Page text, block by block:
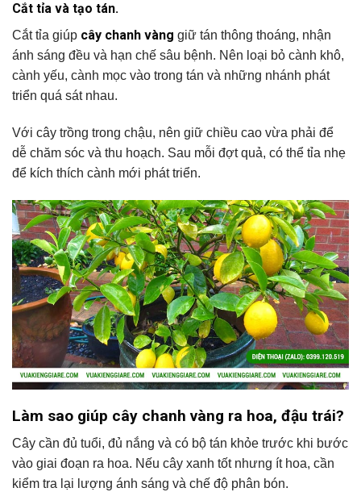
Cắt tỉa và tạo tán.
Cắt tỉa giúp cây chanh vàng giữ tán thông thoáng, nhận
ánh sáng đều và hạn chế sâu bệnh. Nên loại bỏ cành khô,
cành yếu, cành mọc vào trong tán và những nhánh phát
triển quá sát nhau.
Với cây trồng trong chậu, nên giữ chiều cao vừa phải để
dễ chăm sóc và thu hoạch. Sau mỗi đợt quả, có thể tỉa nhẹ
để kích thích cành mới phát triển.
Làm sao giúp cây chanh vàng ra hoa, đậu trái?
Cây cần đủ tuổi, đủ nắng và có bộ tán khỏe trước khi bước
vào giai đoạn ra hoa. Nếu cây xanh tốt nhưng ít hoa, cần
kiểm tra lại lượng ánh sáng và chế độ phân bón.